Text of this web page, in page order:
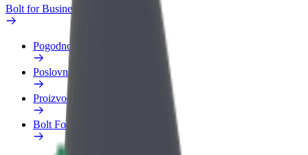
Bolt for Business
Pogodnosti
Poslovni profil
Proizvodi
Bolt Food za poslovne korisnike